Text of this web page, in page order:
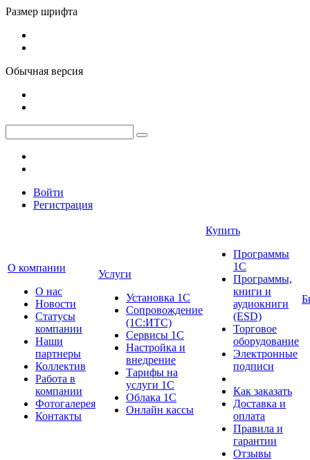
Размер шрифта
Обычная версия
Войти
Регистрация
О компании
О нас
Новости
Cтатусы
компании
Наши
партнеры
Коллектив
Работа в
компании
Фотогалерея
Контакты
Услуги
Установка 1С
Сопровождение
(1С:ИТС)
Сервисы 1С
Настройка и
внедрение
Тарифы на
услуги 1С
Облака 1С
Онлайн кассы
Купить
Программы
1С
Программы,
книги и
аудиокниги
(ESD)
Торговое
оборудование
Электронные
подписи
Как заказать
Доставка и
оплата
Правила и
гарантии
Отзывы